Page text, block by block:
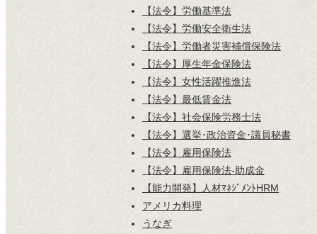
【法令】労働基準法
【法令】労働安全衛生法
【法令】労働者災害補償保険法
【法令】厚生年金保険法
【法令】女性活躍推進法
【法令】最低賃金法
【法令】社会保険労務士法
【法令】選挙･政治資金･議員秘書
【法令】雇用保険法
【法令】雇用保険法-助成金
【能力開発】人材ﾏﾈｼﾞﾒﾝﾄHRM
アメリカ料理
うなぎ